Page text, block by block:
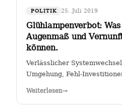
POLITIK 25. Juli 2019
Glühlampenverbot:
Augenmaß und
können.
Verlässlicher
Umgehung, Fehl-
Weiterlesen→